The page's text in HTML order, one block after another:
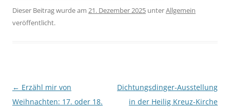
Dieser Beitrag wurde am 21. Dezember 2025 unterAllgemein
veröffentlicht.
Beitrags-
Navigation
← Erzähl mir von
Weihnachten: 17. oder 18.
Dichtungsdinger-Ausstellung
in der Heilig Kreuz-Kirche